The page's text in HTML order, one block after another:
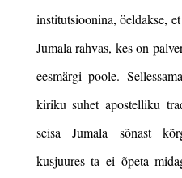
institutsioonina, öeldakse,
Jumala rahvas, kes on
eesmärgi poole.
kiriku suhet apostelliku
seisa Jumala sõnast
kusjuures ta ei õpeta